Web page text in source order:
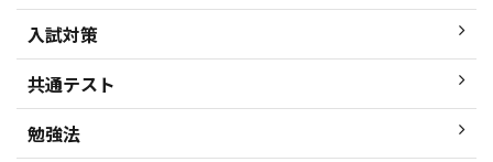
入試対策
共通テスト
勉強法